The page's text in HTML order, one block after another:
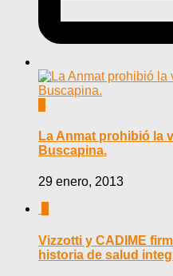
La Anmat prohibió la
Buscapina.
29 enero, 2013
Vizzotti y CADIME
historia de salud